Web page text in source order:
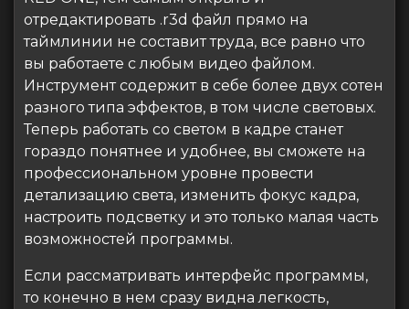
отредактировать .r3d файл прямо на
таймлинии не составит труда, все равно что
вы работаете с любым видео файлом.
Инструмент содержит в себе более двух сотен
разного типа эффектов, в том числе световых.
Теперь работать со светом в кадре станет
гораздо понятнее и удобнее, вы сможете на
профессиональном уровне провести
детализацию света, изменить фокус кадра,
настроить подсветку и это только малая часть
возможностей программы.
Если рассматривать интерфейс программы,
то конечно в нем сразу видна легкость,